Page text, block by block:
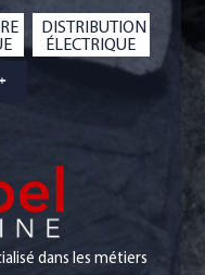
DISTRIBUTION
ÉLECTRIQUE
dans les métiers